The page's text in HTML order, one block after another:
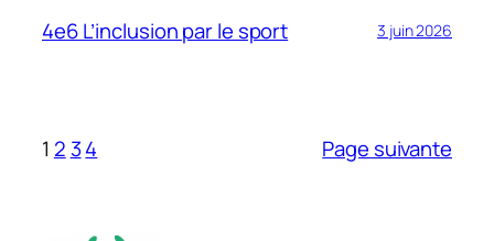
4e6 L’inclusion par le sport 3 juin 2026
1 2 34 Page suivante